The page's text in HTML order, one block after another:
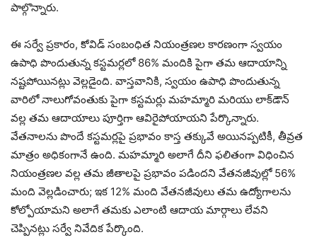
పాల్గొన్నారు.
ఈ సర్వే ప్రకారం, కోవిడ్ సంబంధిత నియంత్రణల కారణంగా స్వయం
ఉపాధి పొందుతున్న కస్టమర్లలో 86% మందికి పైగా తమ ఆదాయాన్ని
నష్టపోయినట్లు వెల్లడైంది. వాస్తవానికి, స్వయం ఉపాధి పొందుతున్న
వారిలో నాలుగోవంతుకు పైగా కస్టమర్లు మహమ్మారి మరియు లాక్‌డౌన్
వల్ల తమ ఆదాయాలు పూర్తిగా ఆవిరైపోయాయని పేర్కొన్నారు.
వేతనాలను పొందే కస్టమర్లపై ప్రభావం కాస్త తక్కువే అయినప్పటికీ, తీవ్రత
మాత్రం అధికంగానే ఉంది. మహమ్మారి అలాగే దీని ఫలితంగా విధించిన
నియంత్రణల వల్ల తమ జీతాలపై ప్రభావం పడిందని వేతనజీవుల్లో 56%
మంది వెల్లడించారు; ఇక 12% మంది వేతనజీవులు తమ ఉద్యోగాలను
కోల్పోయామని అలాగే తమకు ఎలాంటి ఆదాయ మార్గాలు లేవని
చెప్పినట్లు సర్వే నివేదిక పేర్కొంది.